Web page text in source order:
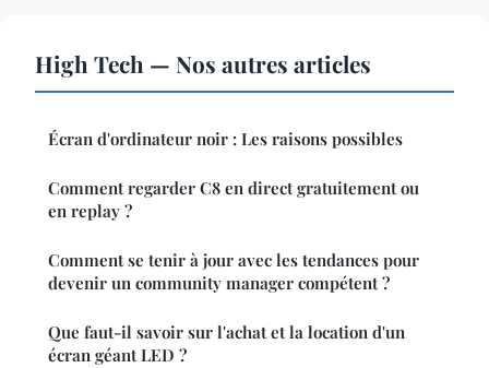
High Tech — Nos autres articles
Écran d'ordinateur noir : Les raisons possibles
Comment regarder C8 en direct gratuitement ou
en replay ?
Comment se tenir à jour avec les tendances pour
devenir un community manager compétent ?
Que faut-il savoir sur l'achat et la location d'un
écran géant LED ?